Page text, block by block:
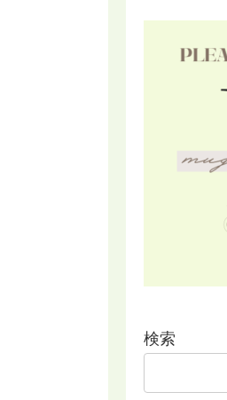
検索